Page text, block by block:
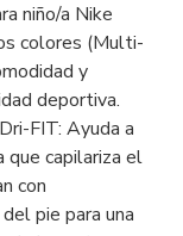
niño/a Nike
colores (Multi-
y
deportiva.
FIT: Ayuda a
que capilariza el
con
pie para una